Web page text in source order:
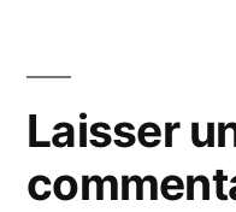
Laisser